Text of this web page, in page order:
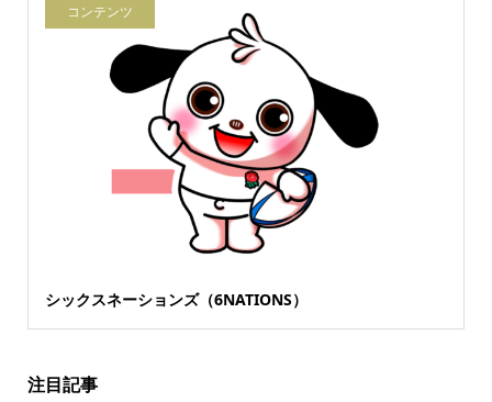
コンテンツ
シックスネーションズ（6NATIONS）
注目記事